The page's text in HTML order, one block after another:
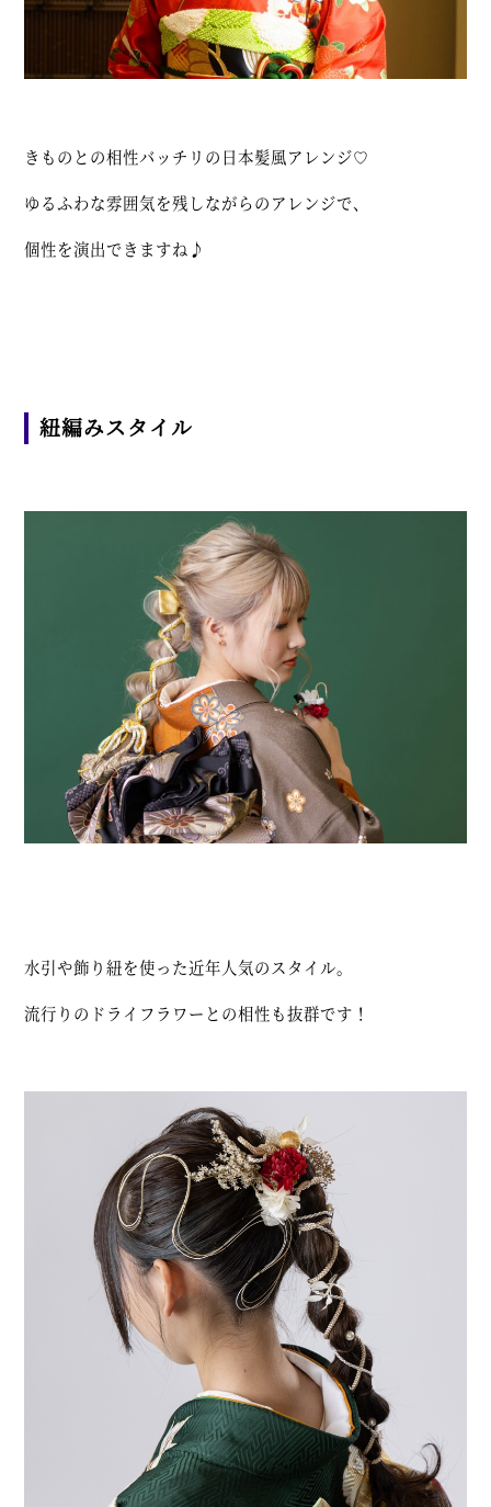
きものとの相性バッチリの日本髪風アレンジ♡
ゆるふわな雰囲気を残しながらのアレンジで、
個性を演出できますね♪
紐編みスタイル
水引や飾り紐を使った近年人気のスタイル。
流行りのドライフラワーとの相性も抜群です！